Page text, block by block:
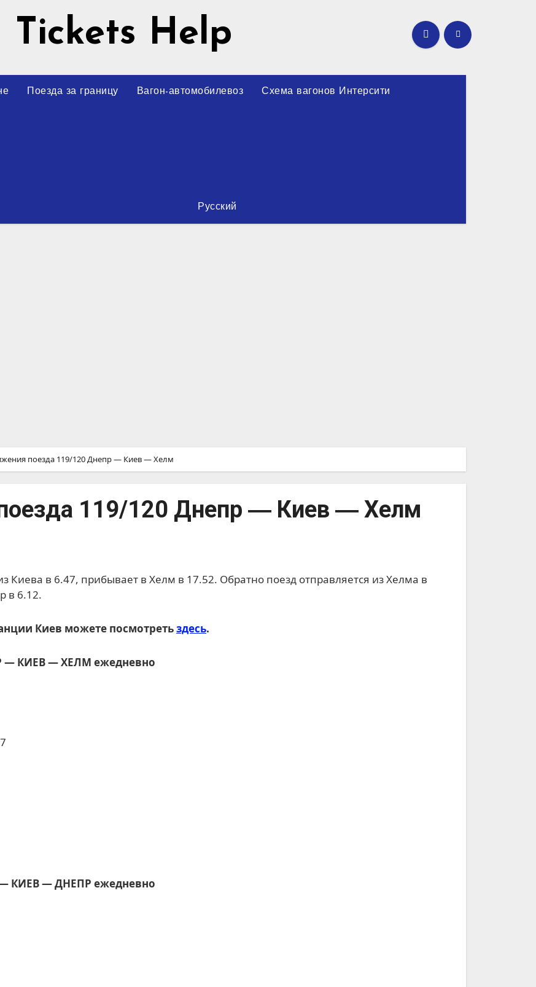
Tickets Help
Поезда за границу Вагон-автомобилевоз Схема вагонов Интерсити
Русский
поезда 119/120 Днепр ― Киев ― Хелм
119/120 Днепр ― Киев ― Хелм
в 6.12.
Киев можете посмотретьздесь.
― КИЕВ ― ХЕЛМ ежедневно
КИЕВ ― ДНЕПР ежедневно